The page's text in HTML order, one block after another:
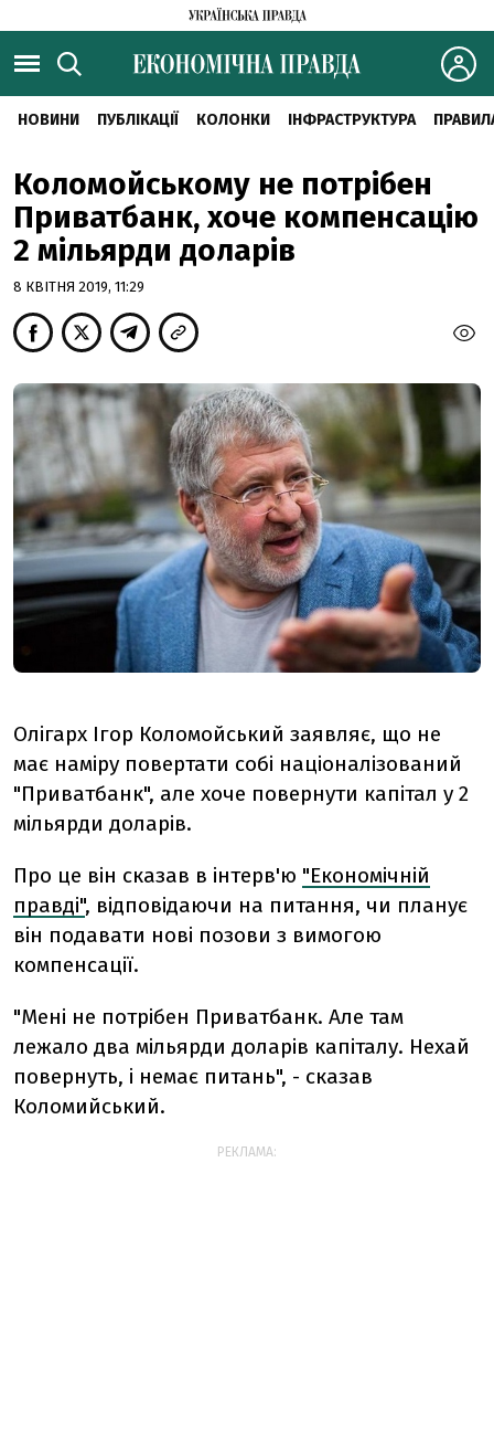
НОВИНИ ПУБЛІКАЦІЇ КОЛОНКИ ІНФРАСТРУКТУРА
Коломойському не потрібен
Приватбанк, хоче компенсацію
2 мільярди доларів
8 КВІТНЯ 2019, 11:29
Олігарх Ігор Коломойський заявляє, що не
має наміру повертати собі націоналізований
"Приватбанк", але хоче повернути капітал у 2
мільярди доларів.
Про це він сказав в інтерв'ю "Економічній
правді", відповідаючи на питання, чи планує
він подавати нові позови з вимогою
компенсації.
"Мені не потрібен Приватбанк. Але там
лежало два мільярди доларів капіталу. Нехай
повернуть, і немає питань", - сказав
Коломийський.
РЕКЛАМА: